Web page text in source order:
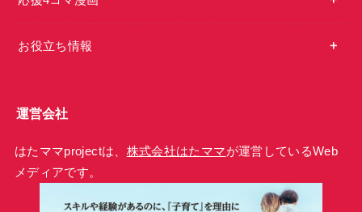
お役立ち情報
運営会社
はたママprojectは、 株式会社はたママが運営しているWeb
メディアです。